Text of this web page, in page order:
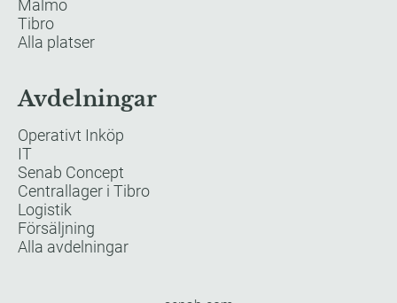
Malmö
Tibro
Alla platser
Avdelningar
Operativt Inköp
IT
Senab Concept
Centrallager i Tibro
Logistik
Försäljning
Alla avdelningar